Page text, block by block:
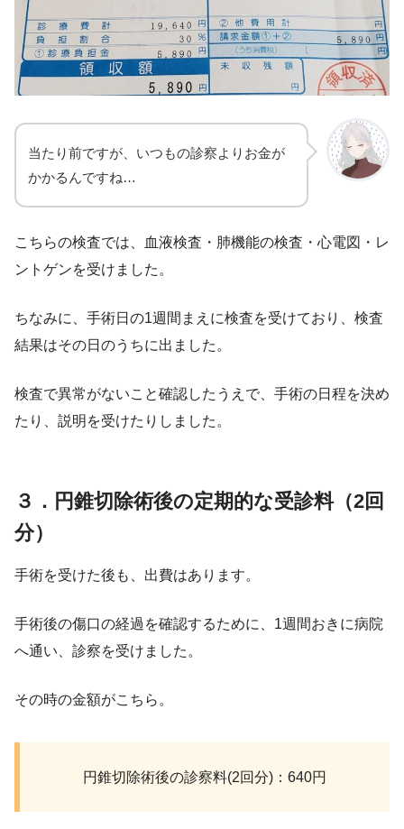
当たり前ですが、いつもの診察よりお金が
かかるんですね…
こちらの検査では、血液検査・肺機能の検査・心電図・レ
ントゲンを受けました。
ちなみに、手術日の1週間まえに検査を受けており、検査
結果はその日のうちに出ました。
検査で異常がないこと確認したうえで、手術の日程を決め
たり、説明を受けたりしました。
３．円錐切除術後の定期的な受診料（2回
分）
手術を受けた後も、出費はあります。
手術後の傷口の経過を確認するために、1週間おきに病院
へ通い、診察を受けました。
その時の金額がこちら。
円錐切除術後の診察料(2回分)：640円